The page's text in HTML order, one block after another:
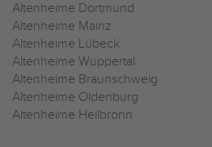
Altenheime Dortmund
Altenheime Mainz
Altenheime Lübeck
Altenheime Wuppertal
Altenheime Braunschweig
Altenheime Oldenburg
Altenheime Heilbronn